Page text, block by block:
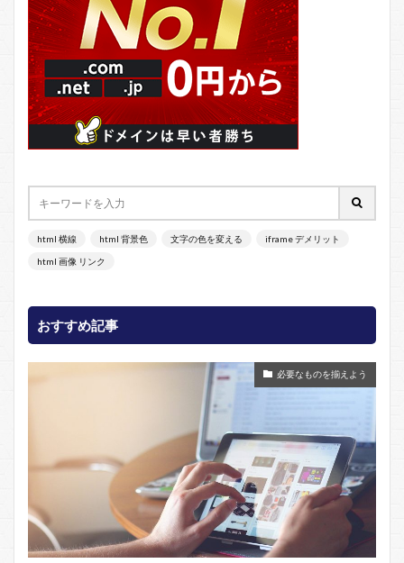
html 横線 html 背景色 文字の色を変える iframe デメリット
html 画像 リンク
おすすめ記事
必要なものを揃えよう